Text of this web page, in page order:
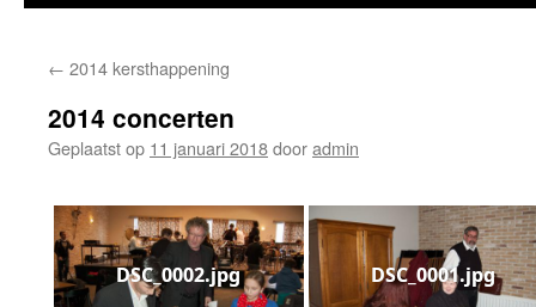
inhoud
← 2014 kersthappening
2014 concerten
Geplaatst op 11 januari 2018dooradmin
DSC_0002.jpg DSC_0001.jpg